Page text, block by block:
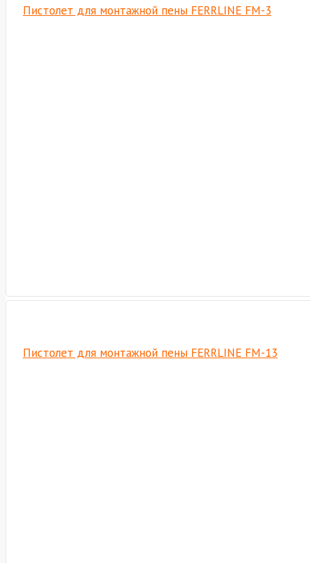
Пистолет для монтажной пены FERRLINE FM-3
Пистолет для монтажной пены FERRLINE FM-13